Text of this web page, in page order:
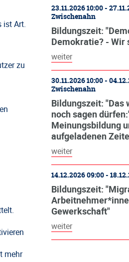
ist Art.
zu
mehr
23.11.2026 10:00 -
Zwischenahn
Bildungszeit:
Demokratie? - Wir
weiter
30.11.2026 10:00 -
Zwischenahn
Bildungszeit: "Das
noch sagen
Meinungsbildung
aufgeladenen
weiter
14.12.2026 09:00 -
Bildungszeit:
Gewerkschaft"
weiter